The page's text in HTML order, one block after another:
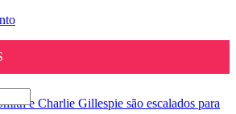
e Charlie Gillespie são escalados para